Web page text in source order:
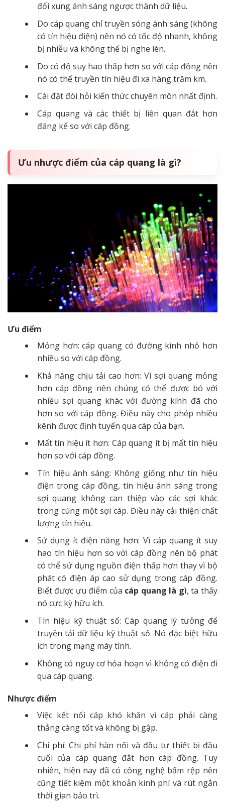
đổi xung ánh sáng ngược thành dữ liệu.
Do cáp quang chỉ truyền sóng ánh sáng (không
có tín hiệu điện) nên nó có tốc độ nhanh, không
bị nhiễu và không thể bị nghe lén.
Do có độ suy hao thấp hơn so với cáp đồng nên
nó có thể truyền tín hiệu đi xa hàng trăm km.
Cài đặt đòi hỏi kiến ​​thức chuyên môn nhất định.
Cáp quang và các thiết bị liên quan đắt hơn
đáng kể so với cáp đồng.
Ưu nhược điểm của cáp quang là gì?
Ưu điểm
Mỏng hơn: cáp quang có đường kính nhỏ hơn
nhiều so với cáp đồng.
Khả năng chịu tải cao hơn: Vì sợi quang mỏng
hơn cáp đồng nên chúng có thể được bó với
nhiều sợi quang khác với đường kính đã cho
hơn so với cáp đồng. Điều này cho phép nhiều
kênh được định tuyến qua cáp của bạn.
Mất tín hiệu ít hơn: Cáp quang ít bị mất tín hiệu
hơn so với cáp đồng.
Tín hiệu ánh sáng: Không giống như tín hiệu
điện trong cáp đồng, tín hiệu ánh sáng trong
sợi quang không can thiệp vào các sợi khác
trong cùng một sợi cáp. Điều này cải thiện chất
lượng tín hiệu.
Sử dụng ít điện năng hơn: Vì cáp quang ít suy
hao tín hiệu hơn so với cáp đồng nên bộ phát
có thể sử dụng nguồn điện thấp hơn thay vì bộ
phát có điện áp cao sử dụng trong cáp đồng.
Biết được ưu điểm của cáp quang là gì, ta thấy
nó cực kỳ hữu ích.
Tín hiệu kỹ thuật số: Cáp quang lý tưởng để
truyền tải dữ liệu kỹ thuật số. Nó đặc biệt hữu
ích trong mạng máy tính.
Không có nguy cơ hỏa hoạn vì không có điện đi
qua cáp quang.
Nhược điểm
Việc kết nối cáp khó khăn vì cáp phải càng
thẳng càng tốt và không bị gập.
Chi phí: Chi phí hàn nối và đầu tư thiết bị đầu
cuối của cáp quang đắt hơn cáp đồng. Tuy
nhiên, hiện nay đã có công nghệ bấm rệp nên
cũng tiết kiệm một khoản kinh phí và rút ngắn
thời gian bảo trì.